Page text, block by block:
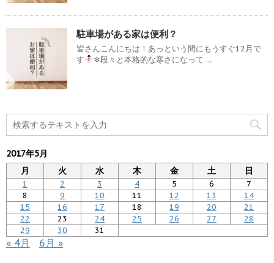
駐車場がある家は便利？
皆さんこんにちは！あっという間にもうすぐ12月で
す
❄段々と本格的な寒さになって ...
2017年5月
月
火 水 木 金 土 日
1 2 3 4 5 6
7
8
9 10 11 12 13
14
15
16 17 18 19 20
21
22
23 24 25 26 27
28
29
30 31
« 4月 6月 »